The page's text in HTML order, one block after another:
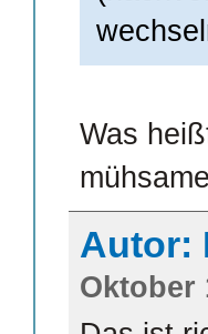
Was
Autor:
Oktober